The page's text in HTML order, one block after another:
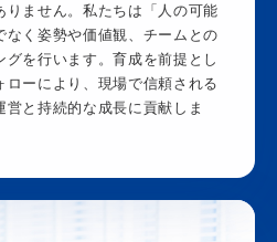
りません。私たちは「人の可能
なく姿勢や価値観、チームとの
を行います。育成を前提とし
ローにより、現場で信頼される
と持続的な成長に貢献しま